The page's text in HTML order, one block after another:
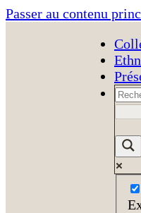
Passer au contenu